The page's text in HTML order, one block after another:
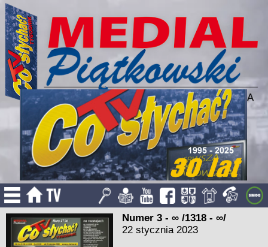
Numer 3 - ∞ /1318 - ∞/
22 stycznia 2023